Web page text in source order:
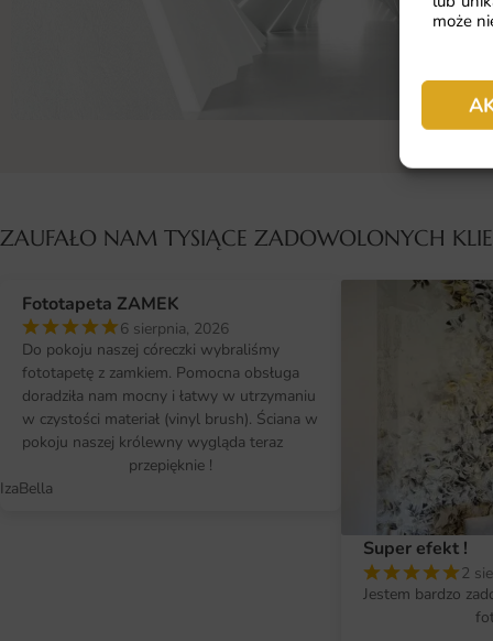
może
ZAUFAŁO NAM TYSIĄCE ZADOWOLONYCH
Fototapeta ZAMEK
6 sierpnia, 2026
Do pokoju naszej córeczki wybraliśmy
fototapetę z zamkiem. Pomocna obsługa
doradziła nam mocny i łatwy w utrzymaniu
w czystości materiał (vinyl brush). Ściana w
pokoju naszej królewny wygląda teraz
przepięknie !
IzaBella
Super efekt !
2
Jestem bardzo